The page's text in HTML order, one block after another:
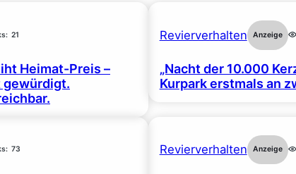
21
Heimat-Preis –
gewürdigt.
Revierverhalten Anzeige
„Nacht der 10.000
Kurpark erstmals an
73 Revierverhalten Anzeige